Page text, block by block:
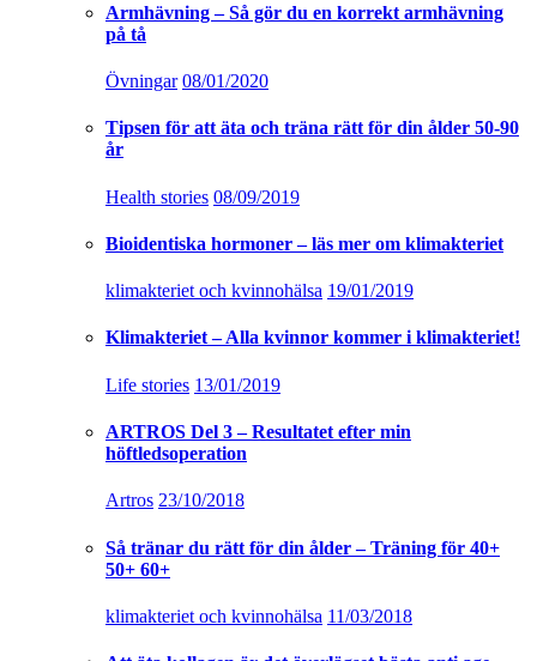
Armhävning – Så gör du en korrekt armhävning
på tå
Övningar 08/01/2020
Tipsen för att äta och träna rätt för din ålder 50-90
år
Health stories 08/09/2019
Bioidentiska hormoner – läs mer om klimakteriet
klimakteriet och kvinnohälsa 19/01/2019
Klimakteriet – Alla kvinnor kommer i klimakteriet!
Life stories 13/01/2019
ARTROS Del 3 – Resultatet efter min
höftledsoperation
Artros 23/10/2018
Så tränar du rätt för din ålder – Träning för 40+
50+ 60+
klimakteriet och kvinnohälsa 11/03/2018